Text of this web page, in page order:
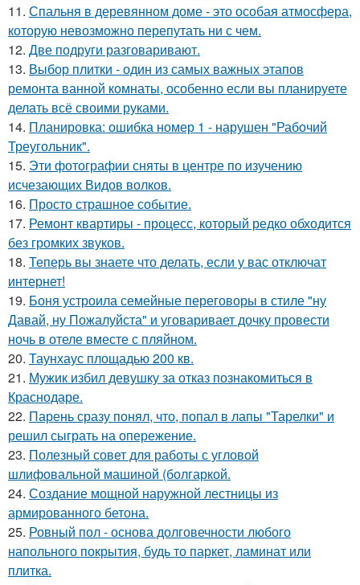
11. Спальня в деревянном доме - это особая атмосфера,
которую невозможно перепутать ни с чем.
12. Две подруги разговаривают.
13. Выбор плитки - один из самых важных этапов
ремонта ванной комнаты, особенно если вы планируете
делать всё своими руками.
14. Планировка: ошибка номер 1 - нарушен "Рабочий
Треугольник".
15. Эти фотографии сняты в центре по изучению
исчезающих Видов волков.
16. Просто страшное событие.
17. Ремонт квартиры - процесс, который редко обходится
без громких звуков.
18. Теперь вы знаете что делать, если у вас отключат
интернет!
19. Боня устроила семейные переговоры в стиле "ну
Давай, ну Пожалуйста" и уговаривает дочку провести
ночь в отеле вместе с пляйном.
20. Таунхаус площадью 200 кв.
21. Мужик избил девушку за отказ познакомиться в
Краснодаре.
22. Парень сразу понял, что, попал в лапы "Тарелки" и
решил сыграть на опережение.
23. Полезный совет для работы с угловой
шлифовальной машиной (болгаркой.
24. Создание мощной наружной лестницы из
армированного бетона.
25. Ровный пол - основа долговечности любого
напольного покрытия, будь то паркет, ламинат или
плитка.